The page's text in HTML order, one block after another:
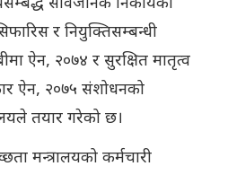
र नियुक्तिसम्बन्धी
ऐन, २०७४ र सुरक्षित मातृत्व
ऐन, २०७५ संशोधनको
तयार गरेको छ।
मन्त्रालयको कर्मचारी